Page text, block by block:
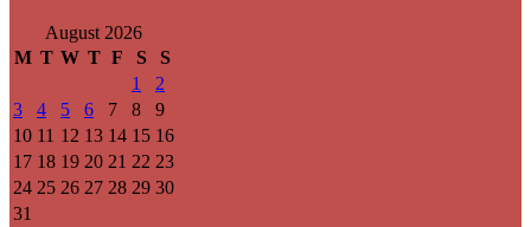
August 2026
M T W T F S
S
1
2
3
4 5 6 7 8
9
10 11 12 13 14 15 16
17 18 19 20 21 22 23
24 25 26 27 28 29 30
31